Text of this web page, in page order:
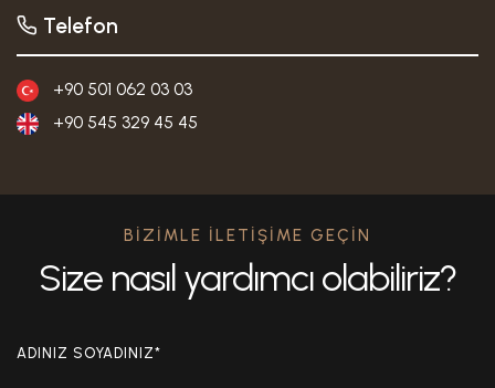
Telefon
+90 501 062 03 03
+90 545 329 45 45
BİZİMLE İLETİŞİME GEÇİN
Size nasıl yardımcı olabiliriz?
ADINIZ SOYADINIZ*